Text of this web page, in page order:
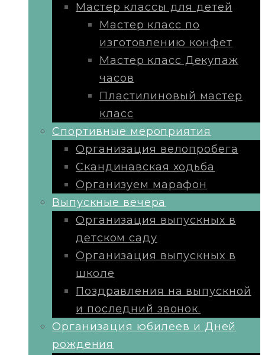
Мастер классы для детей
Мастер класс по
изготовлению конфет
Мастер класс Декупаж
часов
Пластилиновый мастер
класс
Cпортивные мероприятия
Организация велопробега
Скандинавская ходьба
Организуем марафон
Выпускные вечера
Организация выпускных в
детском саду
Организация выпускных в
школе
Поздравления на выпускной
и последний звонок.
Организация юбилеев и Дней
рождения